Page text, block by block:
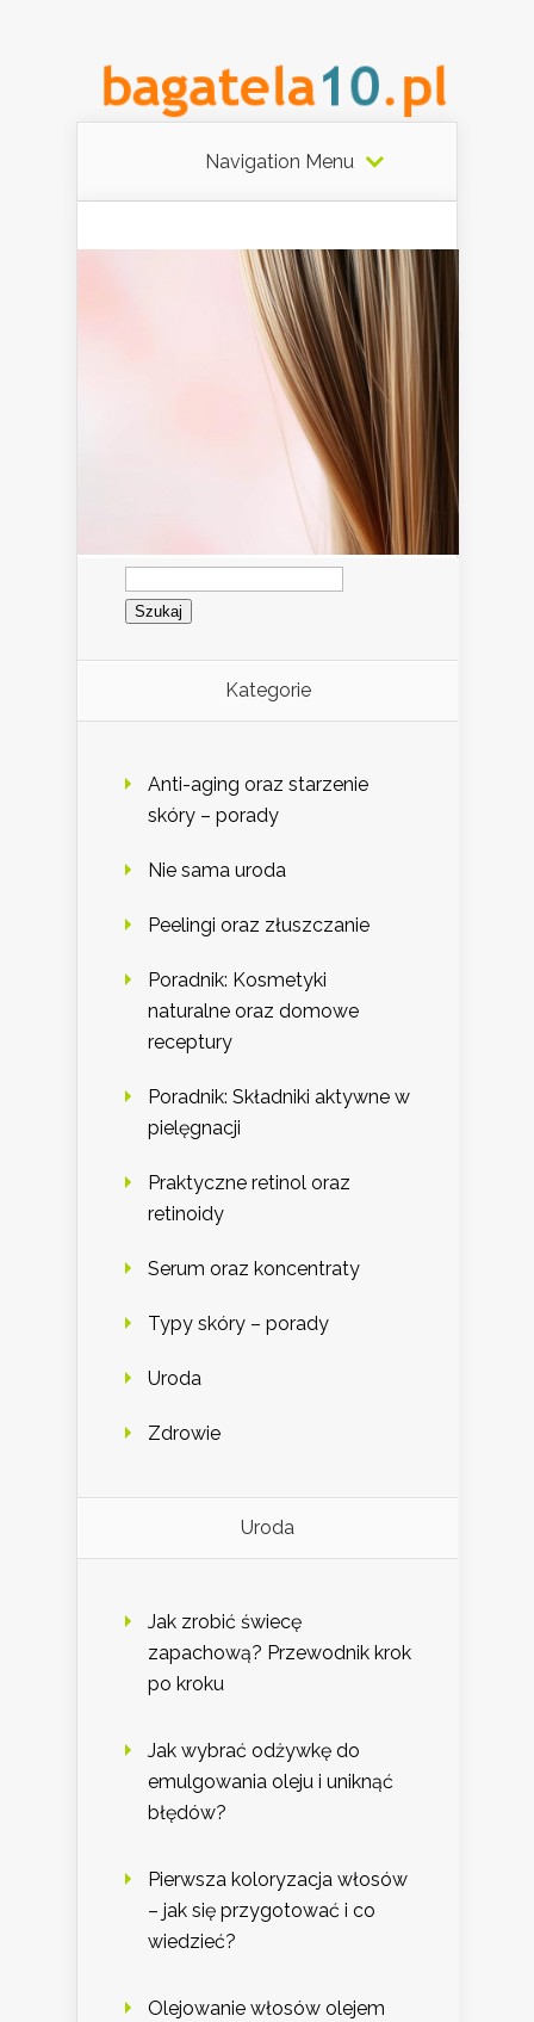
Navigation Menu
Szukaj:
Kategorie
Anti-aging oraz starzenie
skóry – porady
Nie sama uroda
Peelingi oraz złuszczanie
Poradnik: Kosmetyki
naturalne oraz domowe
receptury
Poradnik: Składniki aktywne w
pielęgnacji
Praktyczne retinol oraz
retinoidy
Serum oraz koncentraty
Typy skóry – porady
Uroda
Zdrowie
Uroda
Jak zrobić świecę
zapachową? Przewodnik krok
po kroku
Jak wybrać odżywkę do
emulgowania oleju i uniknąć
błędów?
Pierwsza koloryzacja włosów
– jak się przygotować i co
wiedzieć?
Olejowanie włosów olejem